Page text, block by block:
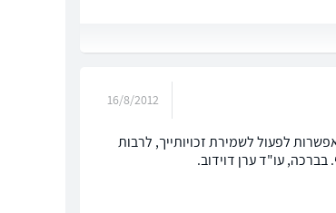
16/8/2012
לפעול לשמירת זכויותייך, לרבות
עו"ד ערן דוידוב.